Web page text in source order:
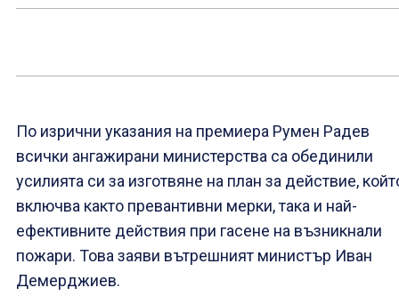
По изрични указания на премиера Румен Радев
всички ангажирани министерства са обединили
усилията си за изготвяне на план за действие,
включва както превантивни мерки, така и най-
ефективните действия при гасене на възникнали
пожари. Това заяви вътрешният министър Иван
Демерджиев.